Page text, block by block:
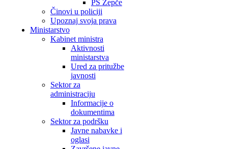
PS Žepče
Činovi u policiji
Upoznaj svoja prava
Ministarstvo
Kabinet ministra
Aktivnosti
ministarstva
Ured za pritužbe
javnosti
Sektor za
administraciju
Informacije o
dokumentima
Sektor za podršku
Javne nabavke i
oglasi